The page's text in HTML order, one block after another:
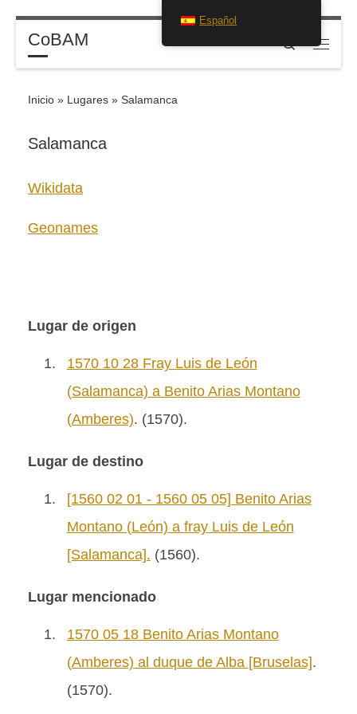
Saltar al contenido
CoBAM
Search
Inicio » Lugares » Salamanca
Salamanca
Wikidata
Geonames
Lugar de origen
1.
1570 10 28 Fray Luis de León
(Salamanca) a Benito Arias Montano
(Amberes). (1570).
Lugar de destino
1.
[1560 02 01 - 1560 05 05] Benito Arias
Montano (León) a fray Luis de León
[Salamanca]. (1560).
Lugar mencionado
1.
1570 05 18 Benito Arias Montano
(Amberes) al duque de Alba [Bruselas].
(1570).
Español